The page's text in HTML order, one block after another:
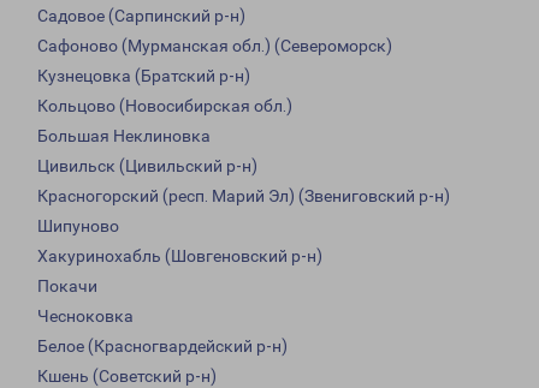
Садовое (Сарпинский р-н)
Сафоново (Мурманская обл.) (Североморск)
Кузнецовка (Братский р-н)
Кольцово (Новосибирская обл.)
Большая Неклиновка
Цивильск (Цивильский р-н)
Красногорский (респ. Марий Эл) (Звениговский р-н)
Шипуново
Хакуринохабль (Шовгеновский р-н)
Покачи
Чесноковка
Белое (Красногвардейский р-н)
Кшень (Советский р-н)